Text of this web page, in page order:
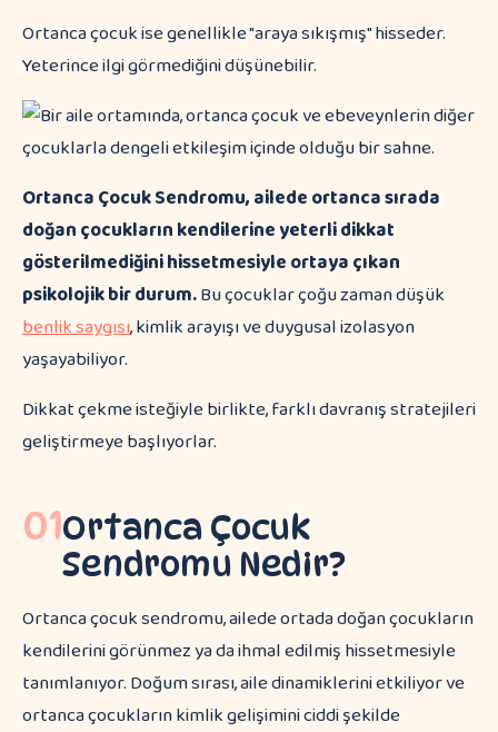
Ortanca çocuk ise genellikle "araya sıkışmış" hisseder.
Yeterince ilgi görmediğini düşünebilir.
Ortanca Çocuk Sendromu, ailede ortanca sırada
doğan çocukların kendilerine yeterli dikkat
gösterilmediğini hissetmesiyle ortaya çıkan
psikolojik bir durum.Bu çocuklar çoğu zaman düşük
benlik saygısı, kimlik arayışı ve duygusal izolasyon
yaşayabiliyor.
Dikkat çekme isteğiyle birlikte, farklı davranış stratejileri
geliştirmeye başlıyorlar.
01Ortanca Çocuk
Sendromu Nedir?
Ortanca çocuk sendromu, ailede ortada doğan çocukların
kendilerini görünmez ya da ihmal edilmiş hissetmesiyle
tanımlanıyor. Doğum sırası, aile dinamiklerini etkiliyor ve
ortanca çocukların kimlik gelişimini ciddi şekilde